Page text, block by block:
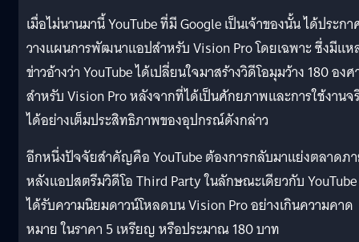
เมื่อไม่นานมานี้ YouTube ที่มี Google เป็นเจ้าของนั้น ได้ประก
วางแผนการพัฒนาแอปสำหรับ Vision Pro โดยเฉพาะ ซึ่งมีแห
ข่าวอ้างว่า YouTube ได้เปลี่ยนใจมาสร้างวิดีโอมุมว้าง 180 องศ
สำหรับ Vision Pro หลังจากที่ได้เป็นศักยภาพและการใช้งานจ
ได้อย่างเต็มประสิทธิภาพของอุปกรณ์ดังกล่าว
อีกหนึ่งปัจจัยสำคัญคือ YouTube ต้องการกลับมาแย่งตลาดภ
หลังแอปสตรีมวิดีโอ Third Party ในลักษณะเดียวกับ YouTube
ได้รับความนิยมดาวน์โหลดบน Vision Pro อย่างเกินความคาด
หมาย ในราคา 5 เหรียญ หรือประมาณ 180 บาท